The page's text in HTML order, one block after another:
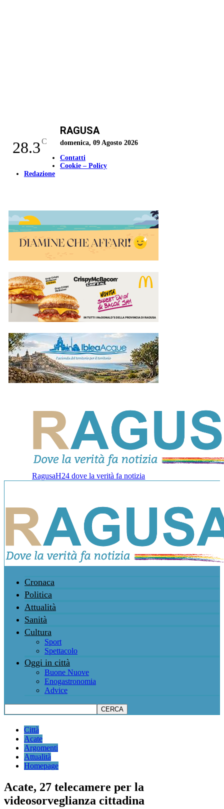
28.3C
RAGUSA
domenica, 09 Agosto 2026
Contatti
Cookie – Policy
Redazione
RagusaH24 dove la verità fa notizia
Cronaca
Politica
Attualità
Sanità
Cultura
Sport
Spettacolo
Oggi in città
Buone Nuove
Enogastronomia
Advice
Città
Acate
Argomenti
Attualità
Homepage
Acate, 27 telecamere per la
videosorveglianza cittadina